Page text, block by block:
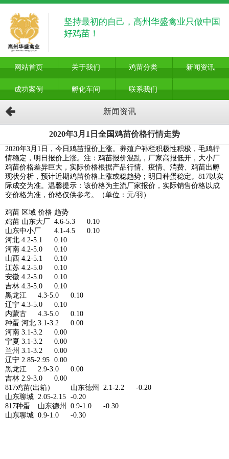
坚持最初的自己，高州华盛禽业只做中国
好鸡苗！
网站首页 关于我们 鸡苗分类 新闻资讯
成功案例 孵化车间 联系我们
新闻资讯
2020年3月1日全国鸡苗价格行情走势
2020年3月1日，今日鸡苗报价上涨。养殖户补栏积极性积极，毛鸡行
情稳定，明日报价上涨。注：鸡苗报价混乱，厂家高报低开，大小厂
鸡苗价格差异巨大，实际价格根据产品行情、疫情、消费、鸡苗出孵
现状分析，预计近期鸡苗价格上涨或稳趋势；明日种蛋稳定。817以实
际成交为准。温馨提示：该价格为主流厂家报价，实际销售价格以成
交价格为准，价格仅供参考。（单位：元/羽）
鸡苗 区域 价格 趋势
鸡苗 山东大厂 4.6-5.3
0.10
山东中小厂
4.1-4.5
0.10
河北 4.2-5.1
0.10
河南 4.2-5.0
0.10
山西 4.2-5.1
0.10
江苏 4.2-5.0
0.10
安徽 4.2-5.0
0.10
吉林 4.3-5.0
0.10
黑龙江
4.3-5.0
0.10
辽宁 4.3-5.0
0.10
内蒙古
4.3-5.0
0.10
种蛋 河北 3.1-3.2
0.00
河南 3.1-3.2
0.00
宁夏 3.1-3.2
0.00
兰州 3.1-3.2
0.00
辽宁 2.85-2.95 0.00
黑龙江
2.9-3.0
0.00
吉林 2.9-3.0
0.00
817鸡苗(出箱）
山东德州 2.1-2.2
-0.20
山东聊城 2.05-2.15 -0.20
817种蛋
山东德州 0.9-1.0
-0.30
山东聊城 0.9-1.0 -0.30